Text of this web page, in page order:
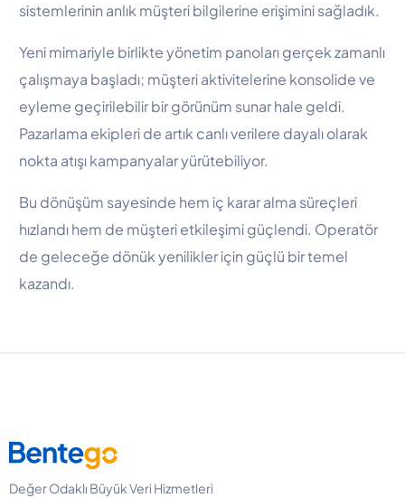
sistemlerinin anlık müşteri bilgilerine erişimini sağladık.
Yeni mimariyle birlikte yönetim panoları gerçek zamanlı
çalışmaya başladı; müşteri aktivitelerine konsolide ve
eyleme geçirilebilir bir görünüm sunar hale geldi.
Pazarlama ekipleri de artık canlı verilere dayalı olarak
nokta atışı kampanyalar yürütebiliyor.
Bu dönüşüm sayesinde hem iç karar alma süreçleri
hızlandı hem de müşteri etkileşimi güçlendi. Operatör
de geleceğe dönük yenilikler için güçlü bir temel
kazandı.
Değer Odaklı Büyük Veri Hizmetleri